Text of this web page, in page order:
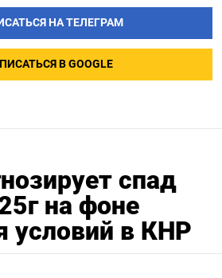
НА ТЕЛЕГРАМ
В GOOGLE
спад
на фоне
условий в КНР